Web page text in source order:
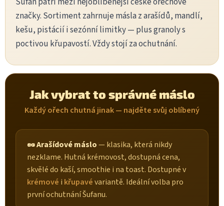
značky. Sortiment zahrnuje másla z arašídů, mandlí,
kešu, pistácií i sezónní limitky — plus granoly s
poctivou křupavostí. Vždy stojí za ochutnání.
Jak vybrat to správné máslo
Každý ořech chutná jinak — najděte svůj oblíbený
🥜 Arašídové máslo— klasika, která nikdy
nezklame. Hutná krémovost, dostupná cena,
skvělé do kaší, smoothie i na toast. Dostupné v
krémové i křupavévariantě. Ideální volba pro
první ochutnání Šufanu.